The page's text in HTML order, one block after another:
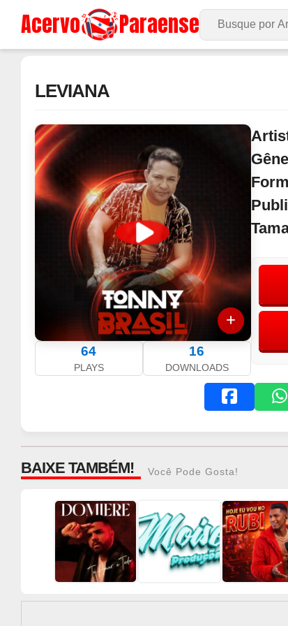
Acervo Paraense Buscar no Site
LEVIANA
64
PLAYS
16
DOWNLOADS
BAIXE TAMBÉM! Você Pode Gosta!